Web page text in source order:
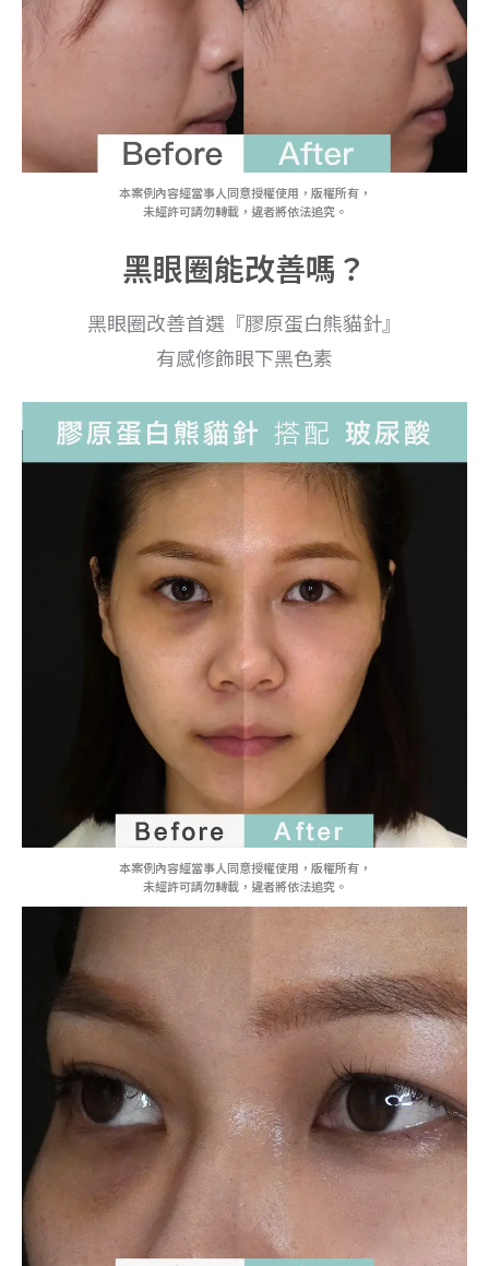
本案例內容經當事人同意授權使用，版權所有，
未經許可請勿轉載，違者將依法追究。
黑眼圈能改善嗎？
黑眼圈改善首選『膠原蛋白熊貓針』
有感修飾眼下黑色素
本案例內容經當事人同意授權使用，版權所有，
未經許可請勿轉載，違者將依法追究。